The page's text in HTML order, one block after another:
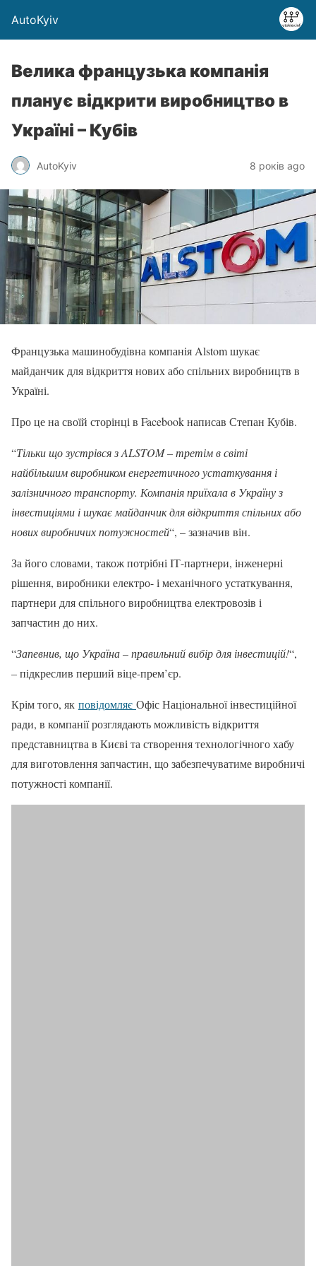
AutoKyiv
Велика французька компанія
планує відкрити виробництво в
Україні – Кубів
AutoKyiv 8 років ago
Французька машинобудівна компанія Alstom шукає
майданчик для відкриття нових або спільних виробництв в
Україні.
Про це на своїй сторінці в Facebook написав Степан Кубів.
“Тільки що зустрівся з ALSTOM – третім в світі
найбільшим виробником енергетичного устаткування і
залізничного транспорту. Компанія приїхала в Україну з
інвестиціями і шукає майданчик для відкриття спільних або
нових виробничих потужностей“, – зазначив він.
За його словами, також потрібні ІТ-партнери, інженерні
рішення, виробники електро- і механічного устаткування,
партнери для спільного виробництва електровозів і
запчастин до них.
“Запевнив, що Україна – правильний вибір для інвестицій!“,
– підкреслив перший віце-прем’єр.
Крім того, як повідомляє Офіс Національної інвестиційної
ради, в компанії розглядають можливість відкриття
представництва в Києві та створення технологічного хабу
для виготовлення запчастин, що забезпечуватиме виробничі
потужності компанії.